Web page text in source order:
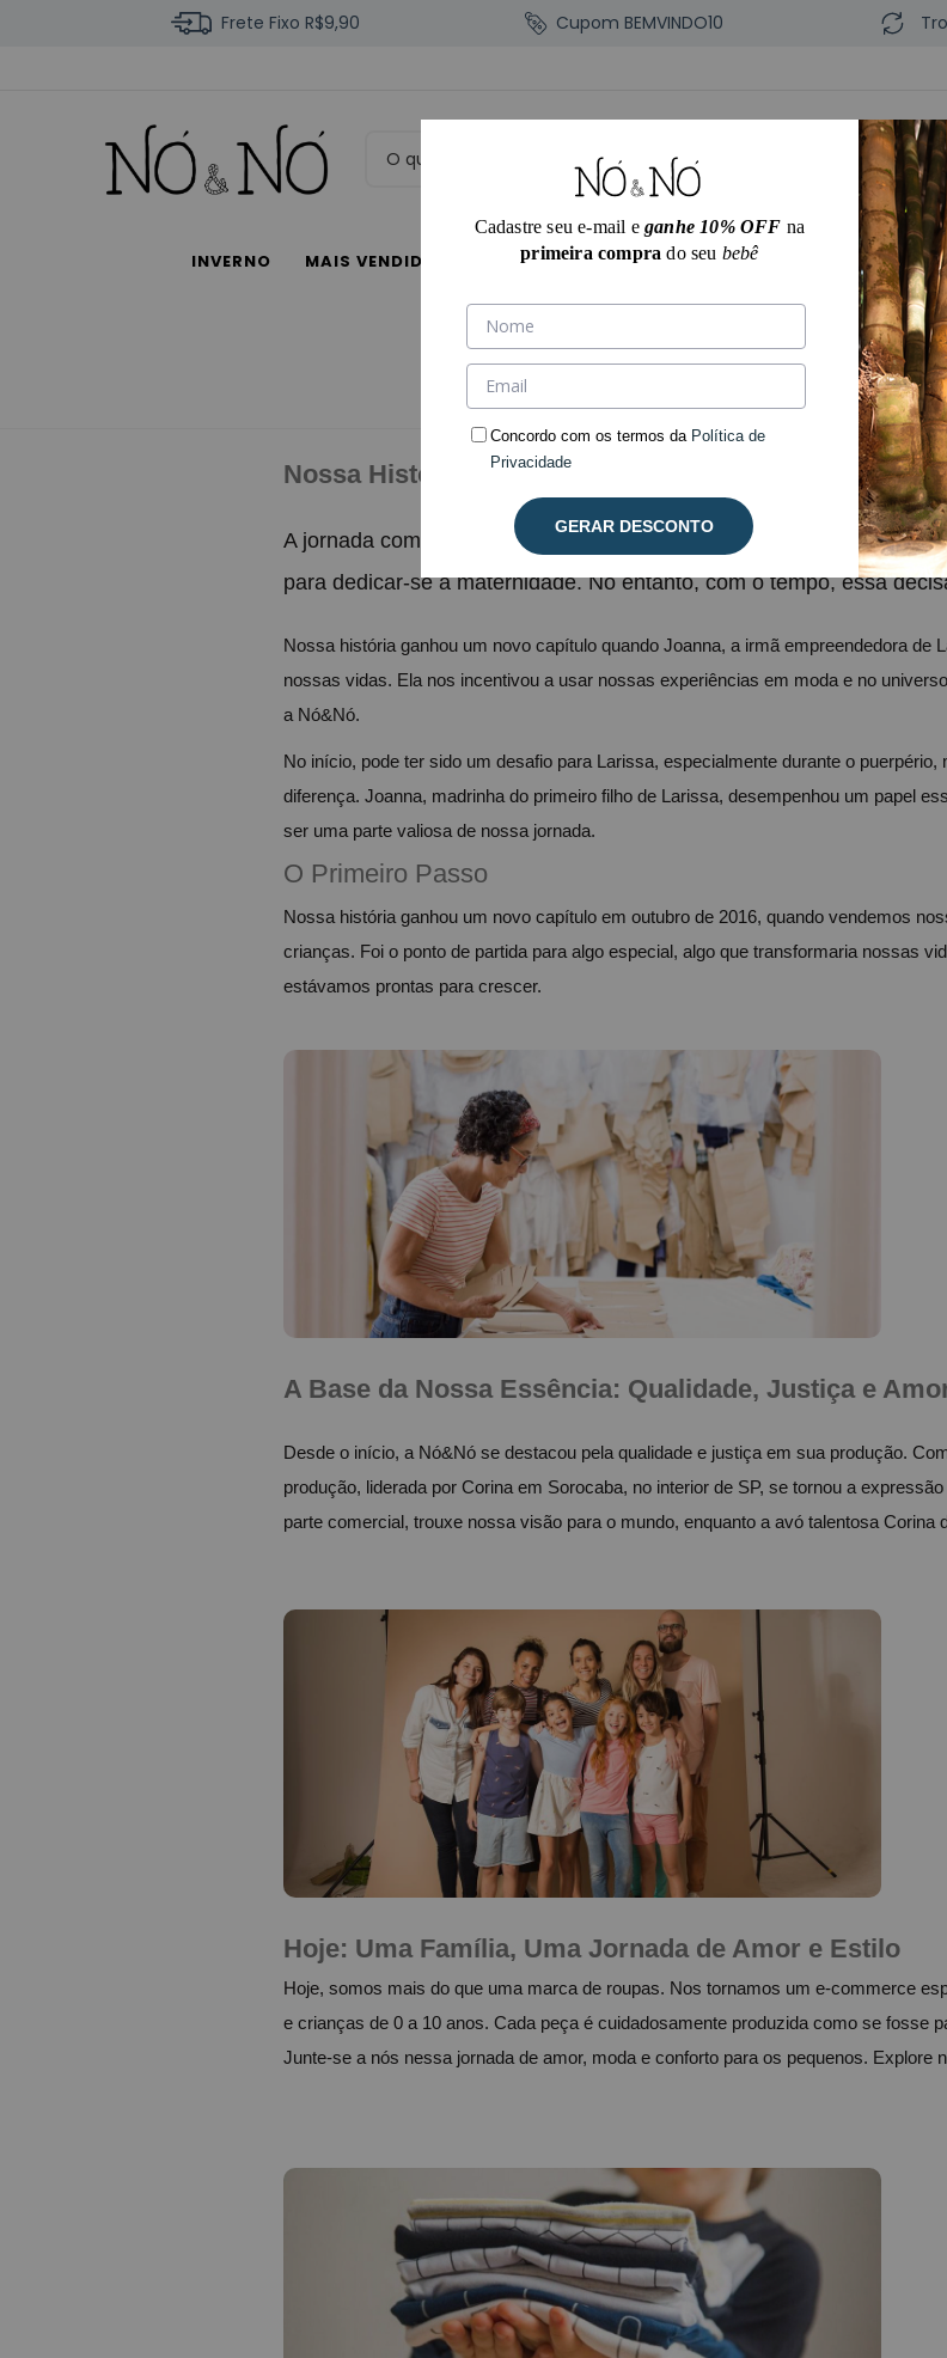
Frete Fixo R$9,90 Cupom BEMVINDO10
INVERNO MAIS VENDIDOS COMBOS PARA PEQUENINOS PARA
Quem Somos
Quem Somos
Nossa História
A jornada começou com a chegada do querido Tom, quando
para dedicar-se à maternidade. No entanto, com o tempo, essa
Nossa história ganhou um novo capítulo quando Joanna, a irmã empreendedora de
nossas vidas. Ela nos incentivou a usar nossas experiências em moda e no
a Nó&Nó.
No início, pode ter sido um desafio para Larissa, especialmente durante o
diferença. Joanna, madrinha do primeiro filho de Larissa, desempenhou um papel
ser uma parte valiosa de nossa jornada.
O Primeiro Passo
Nossa história ganhou um novo capítulo em outubro de 2016, quando vendemos
crianças. Foi o ponto de partida para algo especial, algo que transformaria nossas
estávamos prontas para crescer.
A Base da Nossa Essência: Qualidade, Justiça e
Desde o início, a Nó&Nó se destacou pela qualidade e justiça em sua produção.
produção, liderada por Corina em Sorocaba, no interior de SP, se tornou a
parte comercial, trouxe nossa visão para o mundo, enquanto a avó talentosa Corina
Hoje: Uma Família, Uma Jornada de Amor e Estilo
Hoje, somos mais do que uma marca de roupas. Nos tornamos um e-commerce
e crianças de 0 a 10 anos. Cada peça é cuidadosamente produzida como se fosse
Junte-se a nós nessa jornada de amor, moda e conforto para os pequenos. Explore
Cadastre seu e-mail eganhe 10% OFF na
primeira compra do seu bebê
Concordo com os termos da Política de
Privacidade
GERAR DESCONTO